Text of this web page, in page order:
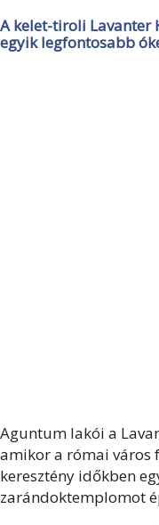
A kelet-tiroli Lavanter
egyik legfontosabb
Aguntum lakói a
amikor a római város
keresztény időkben
zarándoktemplomot